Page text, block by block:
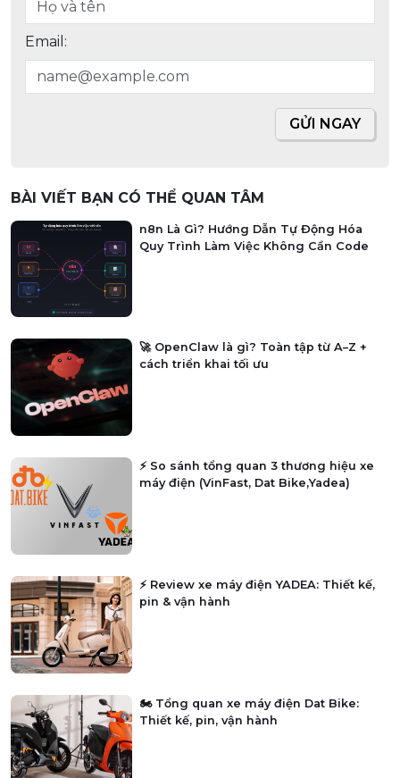
Email:
GỬI NGAY
BÀI VIẾT BẠN CÓ THỂ QUAN TÂM
n8n Là Gì? Hướng Dẫn Tự Động Hóa
Quy Trình Làm Việc Không Cần Code
🚀 OpenClaw là gì? Toàn tập từ A–Z +
cách triển khai tối ưu
⚡ So sánh tổng quan 3 thương hiệu xe
máy điện (VinFast, Dat Bike,Yadea)
⚡ Review xe máy điện YADEA: Thiết kế,
pin & vận hành
🏍️ Tổng quan xe máy điện Dat Bike:
Thiết kế, pin, vận hành